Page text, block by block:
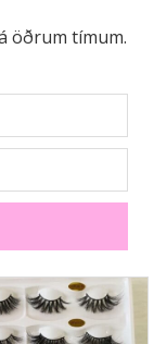
öðrum tímum.